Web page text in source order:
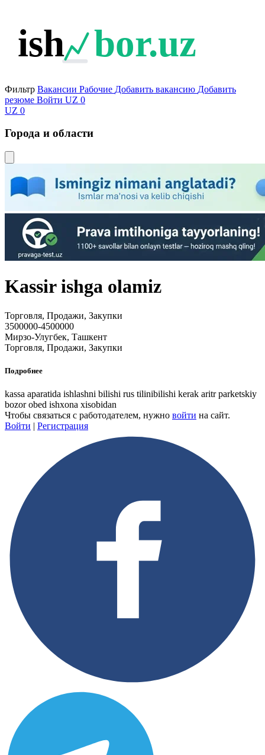
ish bor.uz
Фильтр Вакансии Рабочие Добавить вакансию Добавить
резюме Войти UZ 0
UZ 0
Города и области
Kassir ishga olamiz
Торговля, Продажи, Закупки
3500000-4500000
Мирзо-Улугбек, Ташкент
Торговля, Продажи, Закупки
Подробнее
kassa aparatida ishlashni bilishi rus tilinibilishi kerak aritr parketskiy
bozor obed ishxona xisobidan
Чтобы связаться с работодателем, нужно войти на сайт.
Войти | Регистрация